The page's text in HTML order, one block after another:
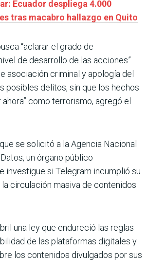
Ecuador despliega 4.000
tras macabro hallazgo en Quito
“aclarar el grado de
de desarrollo de las acciones”
asociación criminal y apología del
posibles delitos, sin que los hechos
como terrorismo, agregó el
se solicitó a la Agencia Nacional
un órgano público
investigue si Telegram incumplió su
la circulación masiva de contenidos
una ley que endureció las reglas
de las plataformas digitales y
los contenidos divulgados por sus